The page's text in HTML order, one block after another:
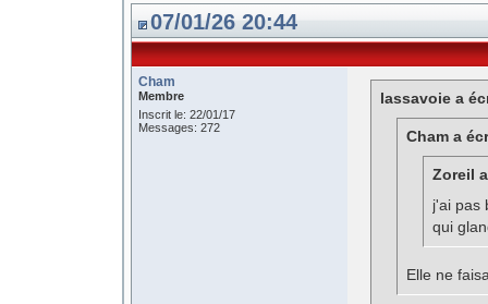
07/01/26 20:44
Cham
Membre
Inscrit le: 22/01/17
Messages: 272
lassavoie a
Cham a
Zoreil
j'ai pas
qui
Elle ne